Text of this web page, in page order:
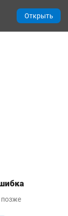
позже
Открыть